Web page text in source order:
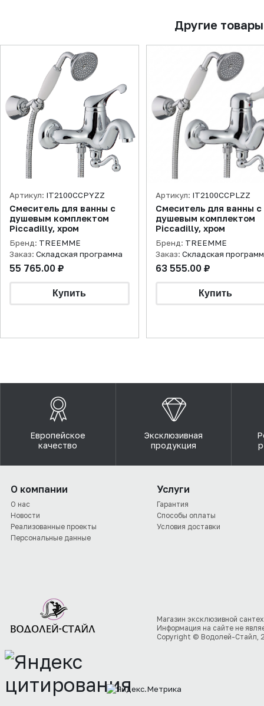
Другие
Артикул: IT2100CCPYZZ
Смеситель для ванны с
душевым комплектом
Piccadilly, хром
Бренд: TREEMME
Заказ: Складская программа
55 765.00 ₽
Артикул: IT2100CCPLZZ
Смеситель для ванны с
душевым комплектом
Piccadilly, хром
Бренд: TREEMME
Заказ: Складская
63 555.00 ₽
Европейское
качество
Эксклюзивная
продукция
О компании
О нас
Новости
Реализованные проекты
Персональные данные
Услуги
Гарантия
Способы оплаты
Условия доставки
Магазин эксклюзивной
Информация на сайте не
Copyright © Водолей-Стайл,